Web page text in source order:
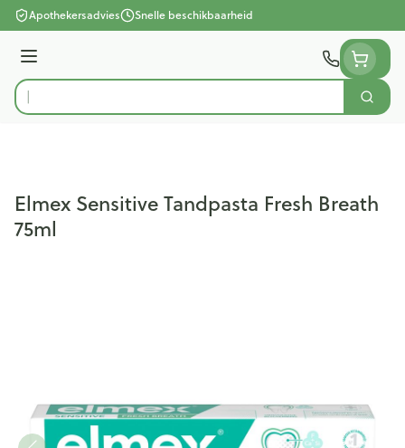
Ga naar de inhoud
Apothekersadvies Snelle beschikbaarheid
Menu
Product, merk, categorie... Zoek
Elmex Sensitive Tandpasta Fresh Breath
75ml